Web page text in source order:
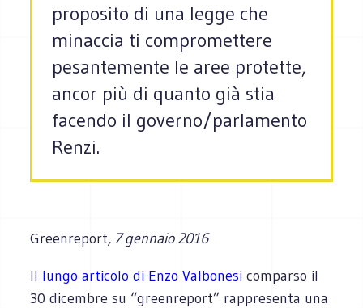
proposito di una legge che
minaccia ti compromettere
pesantemente le aree protette,
ancor più di quanto già stia
facendo il governo/parlamento
Renzi.
Greenreport, 7 gennaio 2016
Il lungo articolo di Enzo Valbonesi comparso il
30 dicembre su “greenreport” rappresenta una